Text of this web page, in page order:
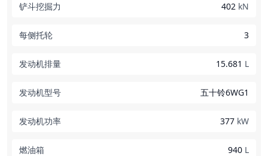
铲斗挖掘力 402 kN
每侧托轮 3
发动机排量 15.681 L
发动机型号 五十铃6WG1
发动机功率 377 kW
燃油箱 940 L